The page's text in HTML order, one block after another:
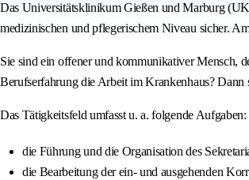
Das Universitätsklinikum Gießen und Marburg
medizinischen und pflegerischem Niveau sicher.
Sie sind ein offener und kommunikativer Mensch,
Berufserfahrung die Arbeit im Krankenhaus? Dann
Das Tätigkeitsfeld umfasst u. a. folgende Aufgaben:
die Führung und die Organisation des
die Bearbeitung der ein- und ausgehenden